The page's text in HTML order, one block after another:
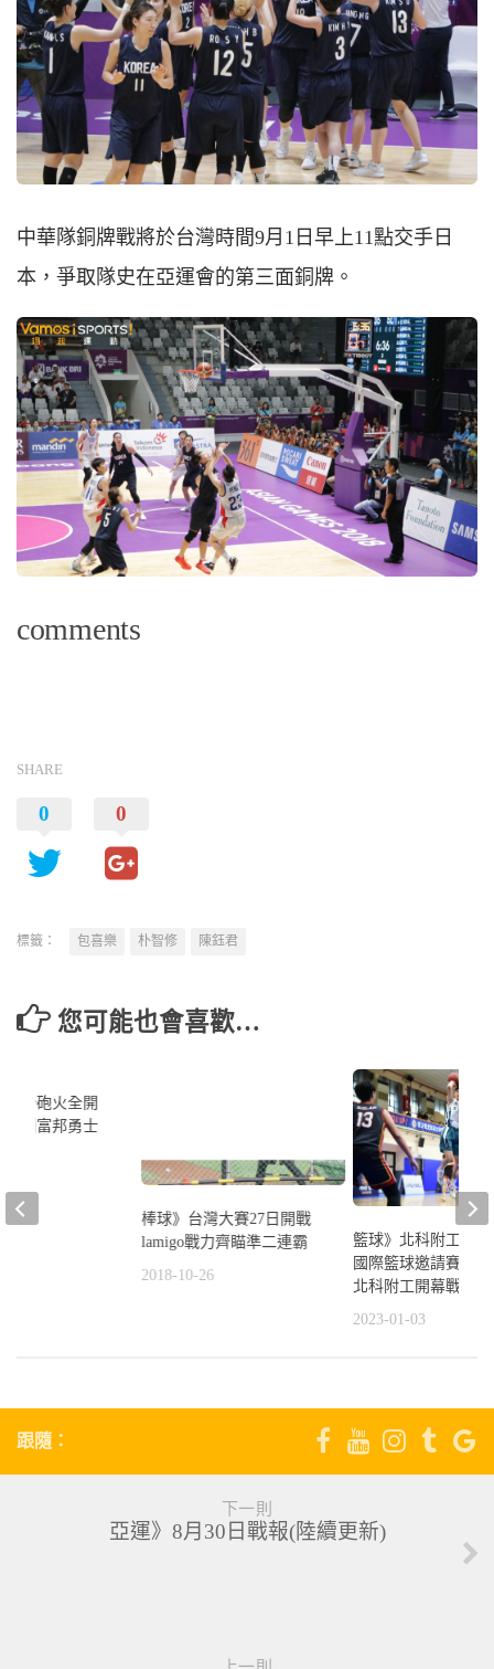
中華隊銅牌戰將於台灣時間9月1日早上11點交手日
本，爭取隊史在亞運會的第三面銅牌。
comments
SHARE
0 0
標籤： 包喜樂 朴智修 陳鈺君
您可能也會喜歡…
棒球》台灣大賽27日開戰
lamigo戰力齊瞄準二連霸
2018-10-26
籃球》北科附工盃
國際籃球邀請賽開
北科附工開幕戰奪勝
2023-01-03
三分砲火全開
射倒富邦勇士
跟隨：
下一則
亞運》8月30日戰報(陸續更新)